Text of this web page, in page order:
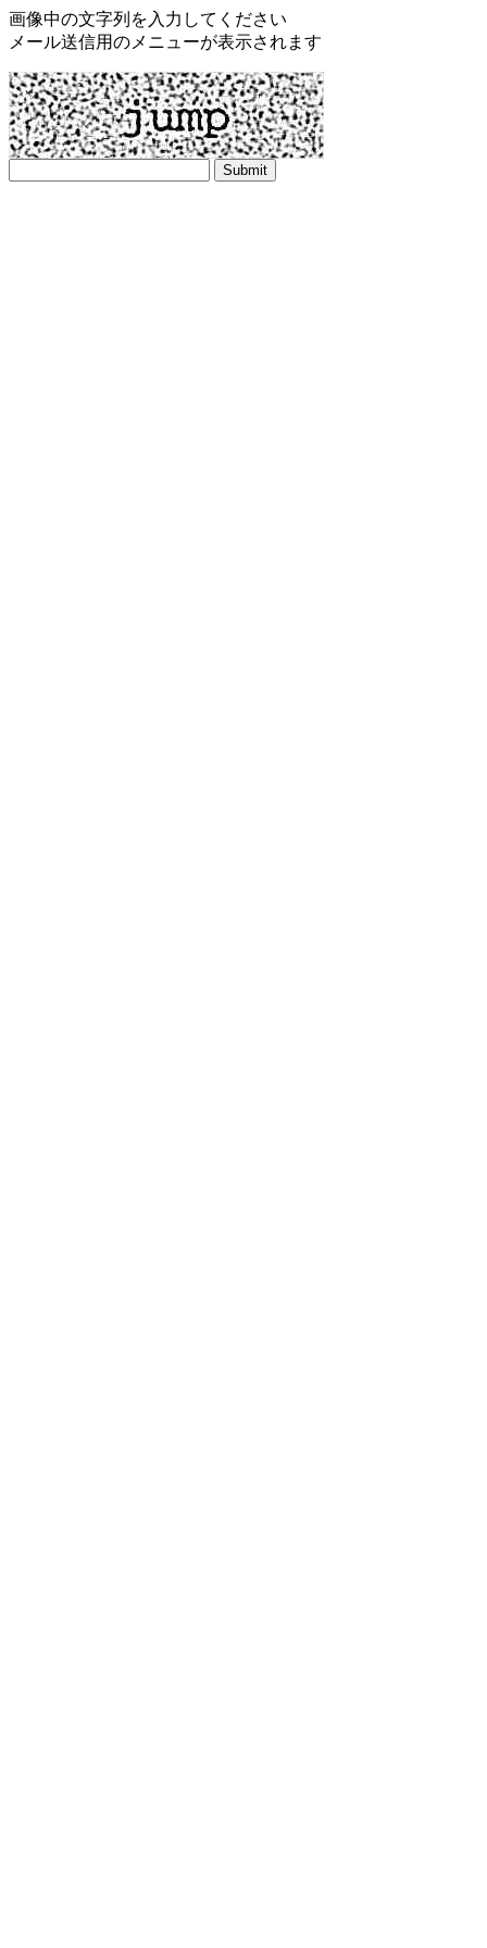
画像中の文字列を入力してください
メール送信用のメニューが表示されます